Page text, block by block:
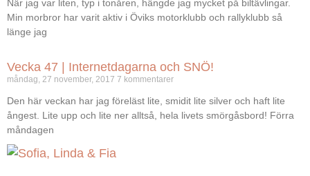
När jag var liten, typ i tonåren, hängde jag mycket på biltävlingar.
Min morbror har varit aktiv i Öviks motorklubb och rallyklubb så
länge jag
Vecka 47 | Internetdagarna och SNÖ!
måndag, 27 november, 2017 7 kommentarer
Den här veckan har jag föreläst lite, smidit lite silver och haft lite
ångest. Lite upp och lite ner alltså, hela livets smörgåsbord! Förra
måndagen